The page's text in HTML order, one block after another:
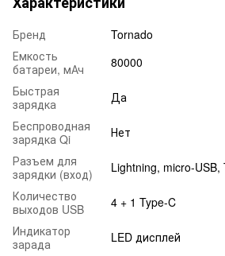
Бренд
Tornado
Емкость
батареи, мАч
80000
Быстрая
зарядка
Да
Беспроводная
зарядка Qi
Нет
Разъем для
зарядки (вход)
Lightning, micro-USB,
Количество
выходов USB
4 + 1 Type-C
Индикатор
зарада
LED дисплей